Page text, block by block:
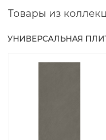
Товары из
УНИВЕРСАЛЬНАЯ